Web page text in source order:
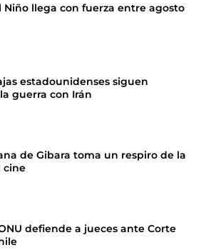
Niño llega con fuerza entre agosto
estadounidenses siguen
guerra con Irán
de Gibara toma un respiro de la
cine
defiende a jueces ante Corte